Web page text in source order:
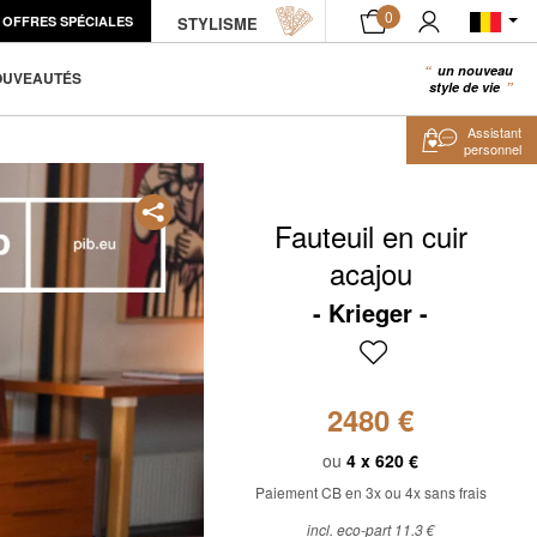
OFFRES SPÉCIALES STYLISME 0
un nouveau
style de vie
ÉCHANTILLON PRODUIT AJOUTER AU PANIER
Fauteuil en cuir
acajou
Krieger
2480 €
ou 4 x 620 €
Paiement CB en 3x ou 4x sans frais
incl. eco-part 11.3 €
Assistant
personnel